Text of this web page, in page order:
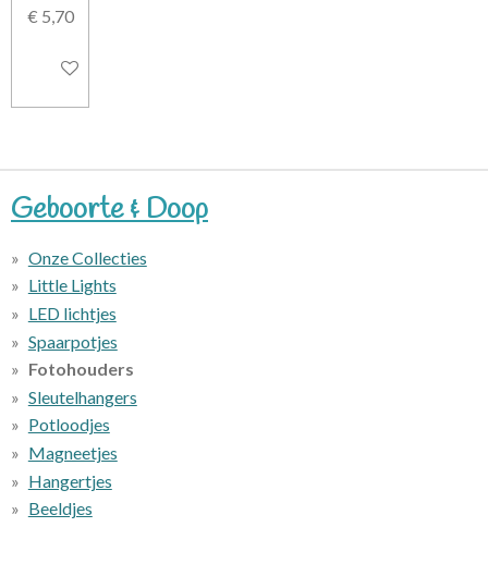
€ 5,70
In winkelwagen
Geboorte & Doop
Onze Collecties
Little Lights
LED lichtjes
Spaarpotjes
Fotohouders
Sleutelhangers
Potloodjes
Magneetjes
Hangertjes
Beeldjes